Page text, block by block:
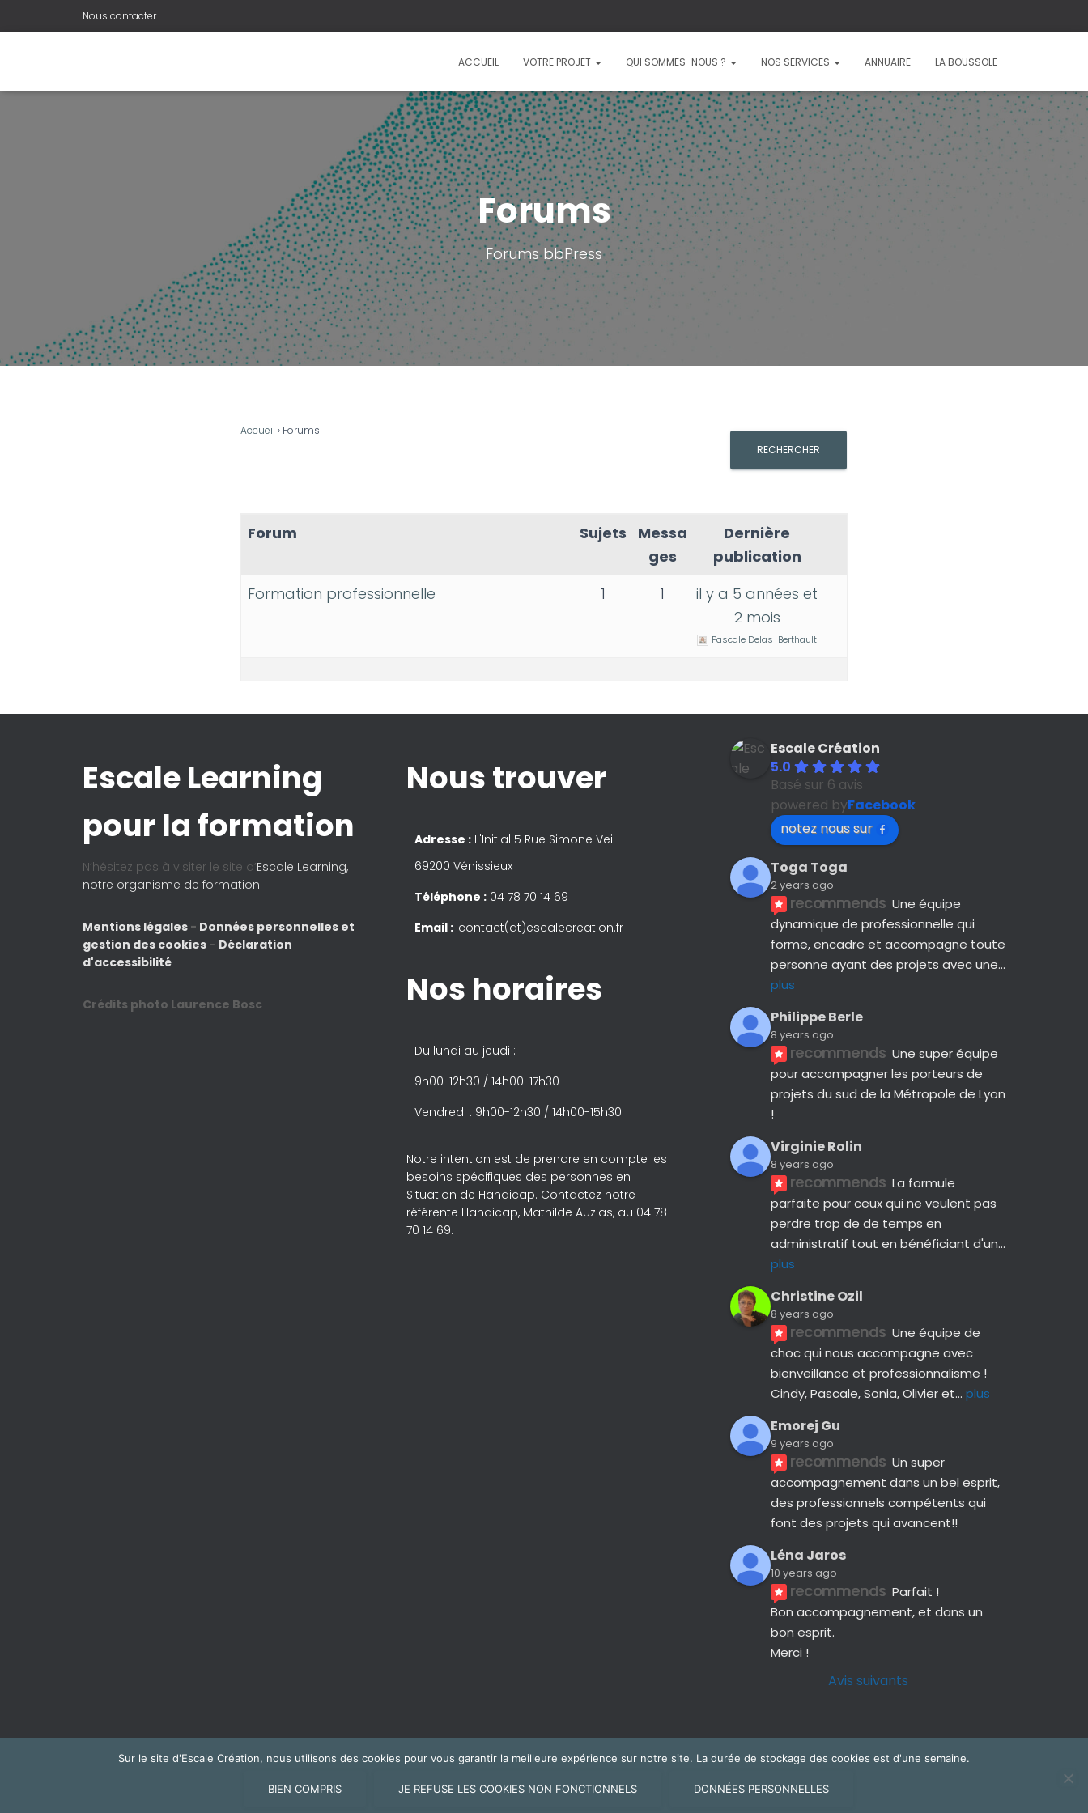
Nous contacter
ACCUEIL VOTRE PROJET QUI SOMMES-NOUS ? NOS SERVICES ANNUAIRE LA BOUSSOLE
Forums
Forums bbPress
Accueil › Forums
Forum Sujets
Messa
ges
Dernière
publication
Formation professionnelle
1 1
il y a 5 années et
2 mois
Pascale Delas-Berthault
Escale Learning
pour la formation
N’hésitez pas à visiter le site d’Escale Learning,
notre organisme de formation.
Mentions légales - Données personnelles et
gestion des cookies - Déclaration
d'accessibilité
Crédits photo Laurence Bosc
Nous trouver
Adresse : L'Initial 5 Rue Simone Veil
69200 Vénissieux
Téléphone : 04 78 70 14 69
Email : contact(at)escalecreation.fr
Nos horaires
Du lundi au jeudi :
9h00-12h30 / 14h00-17h30
Vendredi : 9h00-12h30 / 14h00-15h30
Notre intention est de prendre en compte les
besoins spécifiques des personnes en
Situation de Handicap. Contactez notre
référente Handicap, Mathilde Auzias, au 04 78
70 14 69.
Escale Création
5.0
Basé sur 6 avis
powered byFacebook
notez nous sur
Toga Toga
2 years ago
recommends Une équipe
dynamique de professionnelle qui
forme, encadre et accompagne toute
personne ayant des projets avec une
plus
Philippe Berle
8 years ago
recommends Une super équipe
pour accompagner les porteurs de
projets du sud de la Métropole de Lyon
!
Virginie Rolin
8 years ago
recommends La formule
parfaite pour ceux qui ne veulent pas
perdre trop de de temps en
administratif tout en bénéficiant d'un
plus
Christine Ozil
8 years ago
recommends Une équipe de
choc qui nous accompagne avec
bienveillance et professionnalisme !
Cindy, Pascale, Sonia, Olivier et... plus
Emorej Gu
9 years ago
recommends Un super
accompagnement dans un bel esprit,
des professionnels compétents qui
font des projets qui avancent!!
Léna Jaros
10 years ago
recommends Parfait !
Bon accompagnement, et dans un
bon esprit.
Merci !
Avis suivants
Sur le site d'Escale Création, nous utilisons des cookies pour vous garantir la meilleure expérience sur notre site. La durée de stockage des cookies est d'une semaine.
BIEN COMPRIS JE REFUSE LES COOKIES NON FONCTIONNELS DONNÉES PERSONNELLES